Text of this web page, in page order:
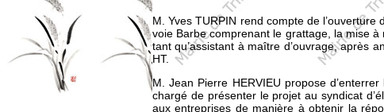
M. Yves TURPIN rend compte de
voie Barbe comprenant le grattage, la mise à
tant qu’assistant à maître d’ouvrage, après
HT.
M. Jean Pierre HERVIEU propose
chargé de présenter le projet au syndicat
aux entreprises de manière à obtenir la